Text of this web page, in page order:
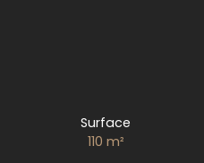
Surface
110 m²